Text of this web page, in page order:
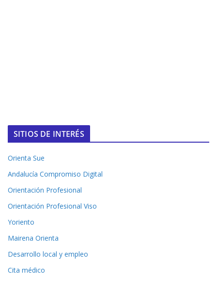
SITIOS DE INTERÉS
Orienta Sue
Andalucía Compromiso Digital
Orientación Profesional
Orientación Profesional Viso
Yoriento
Mairena Orienta
Desarrollo local y empleo
Cita médico